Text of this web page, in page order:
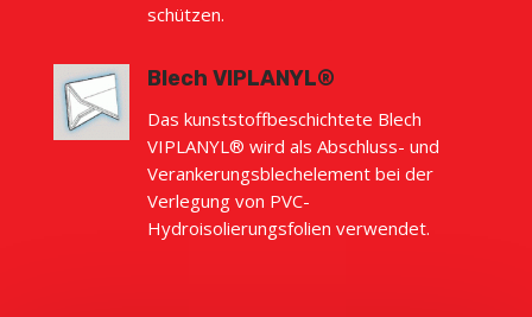
schützen.
Blech VIPLANYL®
Das kunststoffbeschichtete Blech
VIPLANYL® wird als Abschluss- und
Verankerungsblechelement bei der
Verlegung von PVC-
Hydroisolierungsfolien verwendet.